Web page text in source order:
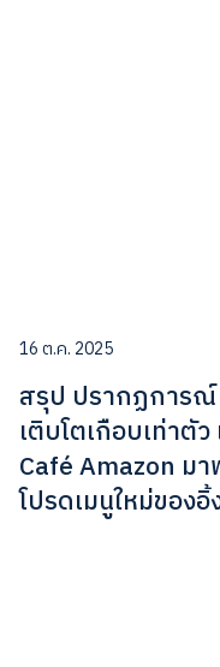
16 ต.ค. 2025
สรุป ปรากฏการ
เติบโตเกือบเท่าตั
Café Amazon ม
โปรดเมนูใหม่ของอิ้